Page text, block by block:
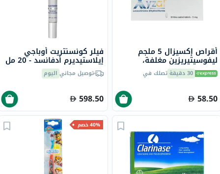
أقراص إكسيزال 5 ملجم
ليفوسيتيريزين مغلفة،
لتخفيف الزكام والحساسية،
30 قطعة 30 دقيقة تصلك في
58.50
فيلر كونسنتريت أوباجي
إيلاستيديرم أدفانسد - 20 مل
توصيل مجاني اليوم
598.50
40% خصم